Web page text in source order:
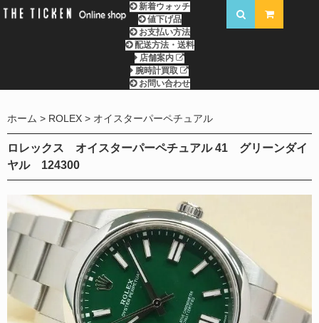
新着ウォッチ
値下げ品
お支払い方法
配送方法・送料
店舗案内
腕時計買取
お問い合わせ
ホーム ROLEX オイスターパーペチュアル
ロレックス オイスターパーペチュアル 41 グリーンダイ
ヤル 124300